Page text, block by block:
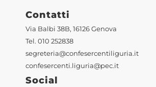
Contatti
Via Balbi 38B, 16126 Genova
Tel. 010 252838
segreteria@confesercentiliguria.it
confesercenti.liguria@pec.it
Social